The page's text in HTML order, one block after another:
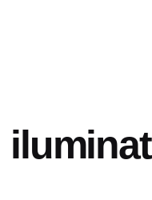
iluminat